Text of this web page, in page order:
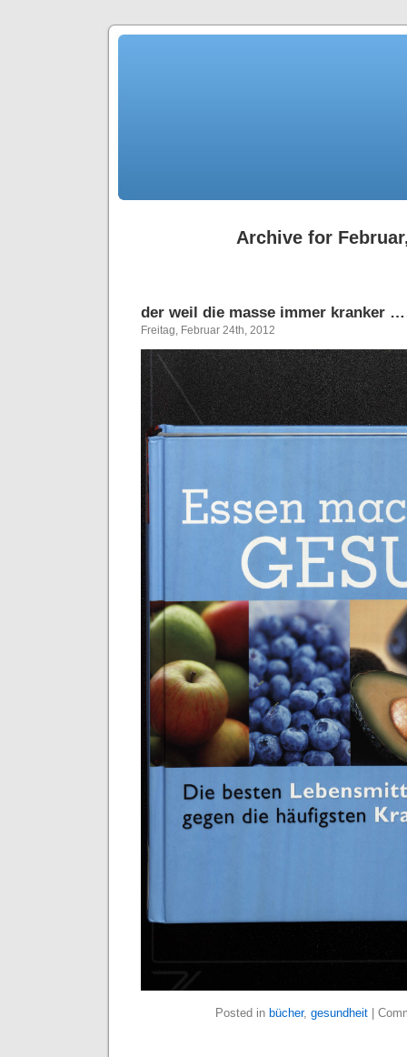
Archive for
der weil die masse immer kranker
Freitag, Februar 24th, 2012
Posted in bücher, gesundheit